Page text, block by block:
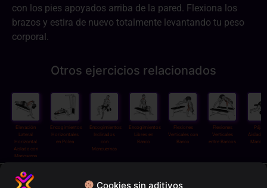
Cookies sin aditivos
con los pies apoyados arriba de la pared. Flexiona los
brazos y estira de nuevo totalmente levantando tu peso
corporal.
Otros ejercicios relacionados
Elevación
Lateral
Horizontal
Aislada con
Mancuerna
Encogimientos
Horizontales
en Polea
Encogimientos
Inclinados
con
Mancuernas
Encogimientos
Libres en
Banco
Flexiones
Verticales con
Banco
Flexiones
Verticales
entre Bancos
Aislados